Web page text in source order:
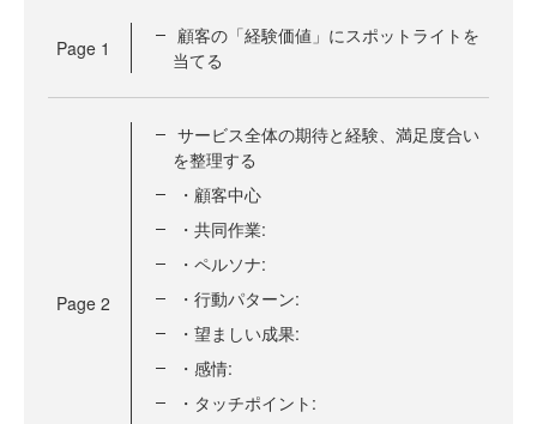
Page 1
顧客の「経験価値」にスポットライトを
当てる
Page 2
サービス全体の期待と経験、満足度合い
を整理する
・顧客中心
・共同作業:
・ペルソナ:
・行動パターン:
・望ましい成果:
・感情:
・タッチポイント: